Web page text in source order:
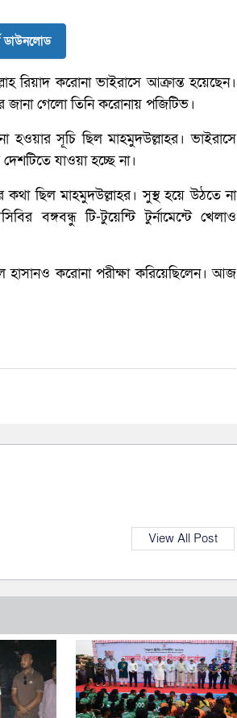
ডাউনলোড
রিয়াদ করোনা ভাইরাসে আক্রান্ত হয়েছেন।
গেলো তিনি করোনায় পজিটিভ।
সূচি ছিল মাহমুদউল্লাহর। ভাইরাসে
যাওয়া হচ্ছে না।
ছিল মাহমুদউল্লাহর। সুস্থ হয়ে উঠতে না
বঙ্গবন্ধু টি-টুয়েন্টি টুর্নামেন্টে খেলাও
করোনা পরীক্ষা করিয়েছিলেন। আজ
View All Post